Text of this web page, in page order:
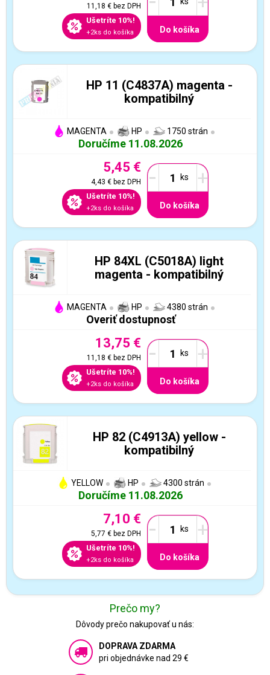
11,18 €bez DPH
Ušetríte 10%!
+2ks do košíka Do košíka
HP 11 (C4837A) magenta -
kompatibilný
MAGENTA HP 1750 strán
Doručíme 11.08.2026
5,45 €
4,43 €bez DPH
Ušetríte 10%!
+2ks do košíka
- +
Do košíka
HP 84XL (C5018A) light
magenta - kompatibilný
MAGENTA HP 4380 strán
Overiť dostupnosť
13,75 €
11,18 €bez DPH
Ušetríte 10%!
+2ks do košíka
- +
Do košíka
HP 82 (C4913A) yellow -
kompatibilný
YELLOW HP 4300 strán
Doručíme 11.08.2026
7,10 €
5,77 €bez DPH
Ušetríte 10%!
+2ks do košíka
- +
Do košíka
Prečo my?
Dôvody prečo nakupovať u nás:
DOPRAVA ZDARMA
pri objednávke nad 29 €